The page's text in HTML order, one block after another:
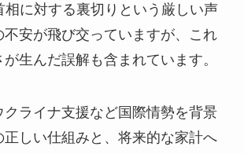
相に対する裏切りという厳しい声
安が飛び交っていますが、これ
生んだ誤解も含まれています。
ライナ支援など国際情勢を背景
正しい仕組みと、将来的な家計へ